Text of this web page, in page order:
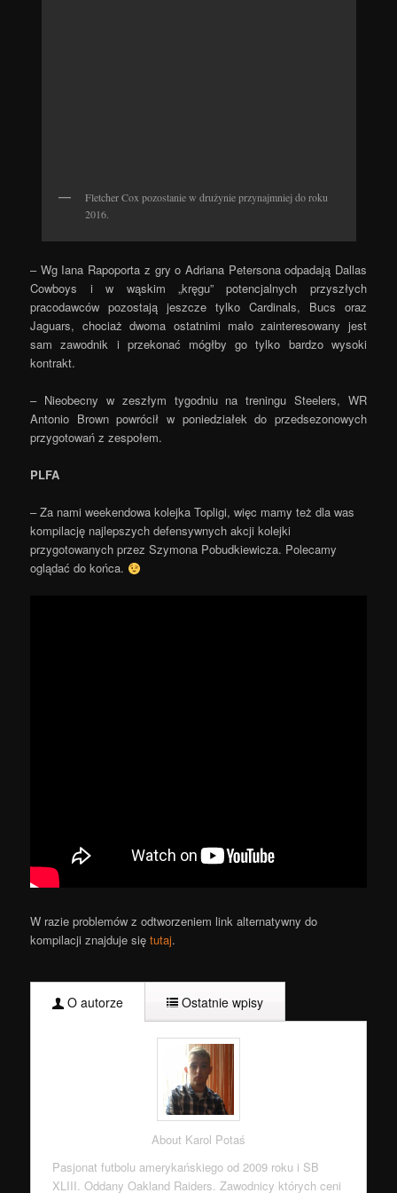
Fletcher Cox pozostanie w drużynie przynajmniej do roku
2016.
– Wg Iana Rapoporta z gry o Adriana Petersona odpadają Dallas
Cowboys i w wąskim „kręgu” potencjalnych przyszłych
pracodawców pozostają jeszcze tylko Cardinals, Bucs oraz
Jaguars, chociaż dwoma ostatnimi mało zainteresowany jest
sam zawodnik i przekonać mógłby go tylko bardzo wysoki
kontrakt.
– Nieobecny w zeszłym tygodniu na treningu Steelers, WR
Antonio Brown powrócił w poniedziałek do przedsezonowych
przygotowań z zespołem.
PLFA
– Za nami weekendowa kolejka Topligi, więc mamy też dla was
kompilację najlepszych defensywnych akcji kolejki
przygotowanych przez Szymona Pobudkiewicza. Polecamy
oglądać do końca.
W razie problemów z odtworzeniem link alternatywny do
kompilacji znajduje siętutaj.
O autorze Ostatnie wpisy
About Karol Potaś
Pasjonat futbolu amerykańskiego od 2009 roku i SB
XLIII. Oddany Oakland Raiders. Zawodnicy których ceni